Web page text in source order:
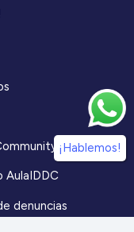
AulaIDDC
denuncias
¡Hablemos!